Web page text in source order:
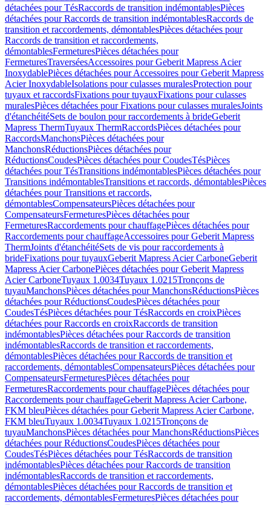
détachées pour TésRaccords de transition indémontablesPièces
détachées pour Raccords de transition indémontablesRaccords de
transition et raccordements, démontablesPièces détachées pour
Raccords de transition et raccordements,
démontablesFermeturesPièces détachées pour
FermeturesTraverséesAccessoires pour Geberit Mapress Acier
InoxydablePièces détachées pour Accessoires pour Geberit Mapress
Acier InoxydableIsolations pour culasses muralesProtection pour
tuyaux et raccordsFixations pour tuyauxFixations pour culasses
muralesPièces détachées pour Fixations pour culasses muralesJoints
d'étanchéitéSets de boulon pour raccordements à brideGeberit
Mapress ThermTuyaux ThermRaccordsPièces détachées pour
RaccordsManchonsPièces détachées pour
ManchonsRéductionsPièces détachées pour
RéductionsCoudesPièces détachées pour CoudesTésPièces
détachées pour TésTransitions indémontablesPièces détachées pour
Transitions indémontablesTransitions et raccords, démontablesPièces
détachées pour Transitions et raccords,
démontablesCompensateursPièces détachées pour
CompensateursFermeturesPièces détachées pour
FermeturesRaccordements pour chauffagePièces détachées pour
Raccordements pour chauffageAccessoires pour Geberit Mapress
ThermJoints d'étanchéitéSets de vis pour raccordements à
brideFixations pour tuyauxGeberit Mapress Acier CarboneGeberit
Mapress Acier CarbonePièces détachées pour Geberit Mapress
Acier CarboneTuyaux 1.0034Tuyaux 1.0215Tronçons de
tuyauManchonsPièces détachées pour ManchonsRéductionsPièces
détachées pour RéductionsCoudesPièces détachées pour
CoudesTésPièces détachées pour TésRaccords en croixPièces
détachées pour Raccords en croixRaccords de transition
indémontablesPièces détachées pour Raccords de transition
indémontablesRaccords de transition et raccordements,
démontablesPièces détachées pour Raccords de transition et
raccordements, démontablesCompensateursPièces détachées pour
CompensateursFermeturesPièces détachées pour
FermeturesRaccordements pour chauffagePièces détachées pour
Raccordements pour chauffageGeberit Mapress Acier Carbone,
FKM bleuPièces détachées pour Geberit Mapress Acier Carbone,
FKM bleuTuyaux 1.0034Tuyaux 1.0215Tronçons de
tuyauManchonsPièces détachées pour ManchonsRéductionsPièces
détachées pour RéductionsCoudesPièces détachées pour
CoudesTésPièces détachées pour TésRaccords de transition
indémontablesPièces détachées pour Raccords de transition
indémontablesRaccords de transition et raccordements,
démontablesPièces détachées pour Raccords de transition et
raccordements, démontablesFermeturesPièces détachées pour